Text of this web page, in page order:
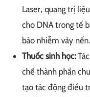
Laser, quang trị
cho DNA trong tế
bào nhiễm vảy nến.
Thuốc sinh học:
chế thành phần
tạo tác động điều